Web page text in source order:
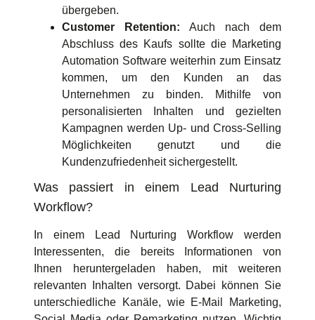
übergeben.
Customer Retention: Auch nach dem
Abschluss des Kaufs sollte die Marketing
Automation Software weiterhin zum Einsatz
kommen, um den Kunden an das
Unternehmen zu binden. Mithilfe von
personalisierten Inhalten und gezielten
Kampagnen werden Up- und Cross-Selling
Möglichkeiten genutzt und die
Kundenzufriedenheit sichergestellt.
Was passiert in einem Lead Nurturing
Workflow?
In einem Lead Nurturing Workflow werden
Interessenten, die bereits Informationen von
Ihnen heruntergeladen haben, mit weiteren
relevanten Inhalten versorgt. Dabei können Sie
unterschiedliche Kanäle, wie E-Mail Marketing,